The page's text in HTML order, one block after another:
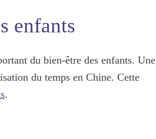
enfants
du bien-être des enfants. Une
du temps en Chine. Cette
.